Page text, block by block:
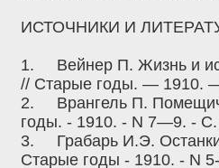
ИСТОЧНИКИ И
1.
Вейнер П. Жизнь и
// Старые годы. — 1910.
2.
Врангель П.
годы. - 1910. - N 7—9. - С.
3.
Грабарь И.Э.
Старые годы - 1910. - N